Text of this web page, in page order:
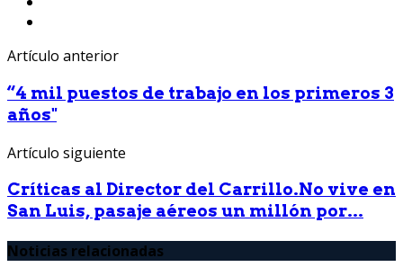
Artículo anterior
“4 mil puestos de trabajo en los primeros 3
años"
Artículo siguiente
Críticas al Director del Carrillo.No vive en
San Luis, pasaje aéreos un millón por...
Noticias relacionadas